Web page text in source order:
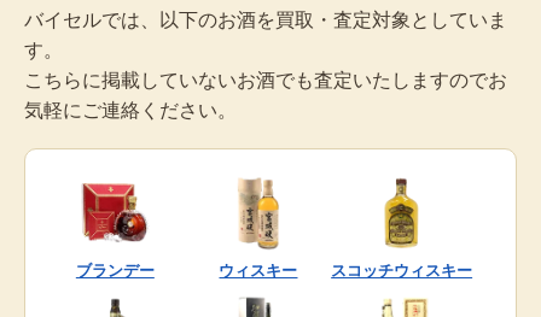
バイセルでは、以下のお酒を買取・査定対象としていま
す。
こちらに掲載していないお酒でも査定いたしますのでお
気軽にご連絡ください。
ブランデー ウィスキー スコッチウィスキー